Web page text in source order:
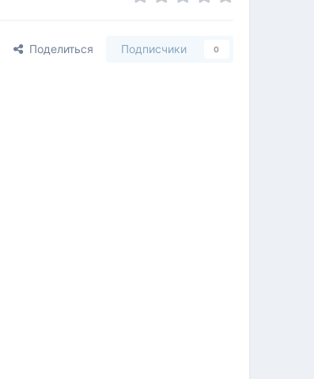
Поделиться Подписчики 0